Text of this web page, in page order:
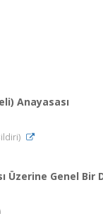
Anayasası
Üzerine Genel Bir